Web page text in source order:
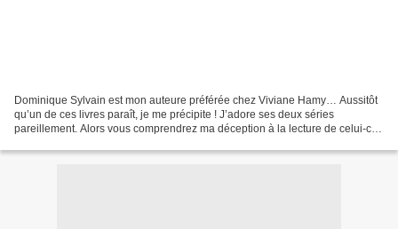
Dominique Sylvain est mon auteure préférée chez Viviane Hamy… Aussitôt
qu’un de ces livres paraît, je me précipite ! J’adore ses deux séries
pareillement. Alors vous comprendrez ma déception à la lecture de celui-ci :